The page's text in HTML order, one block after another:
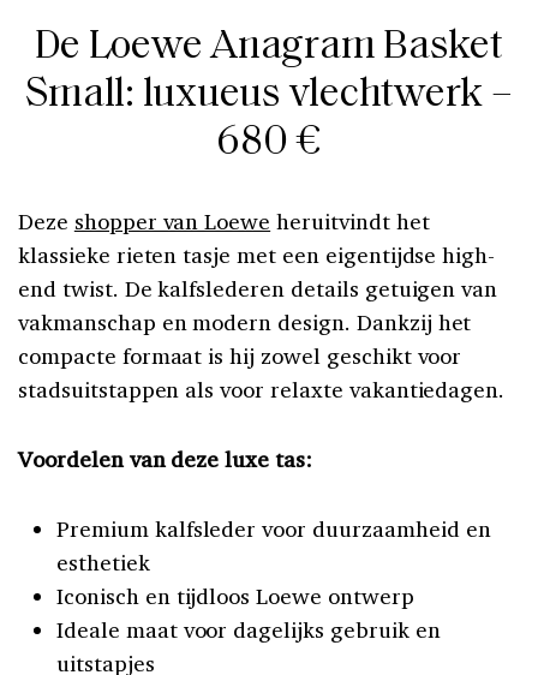
De Loewe Anagram Basket
Small: luxueus vlechtwerk –
680 €
Deze shopper van Loewe heruitvindt het
klassieke rieten tasje met een eigentijdse high-
end twist. De kalfslederen details getuigen van
vakmanschap en modern design. Dankzij het
compacte formaat is hij zowel geschikt voor
stadsuitstappen als voor relaxte vakantiedagen.
Voordelen van deze luxe tas:
Premium kalfsleder voor duurzaamheid en
esthetiek
Iconisch en tijdloos Loewe ontwerp
Ideale maat voor dagelijks gebruik en
uitstapjes